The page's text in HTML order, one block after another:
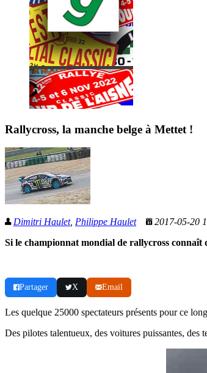
Rallycross, la manche belge à Mettet !
Dimitri Haulet, Philippe Haulet
2017-05-20
Si le championnat mondial de rallycross connaît
Partager X Email
Les quelque 25000 spectateurs présents pour ce
Des pilotes talentueux, des voitures puissantes, des